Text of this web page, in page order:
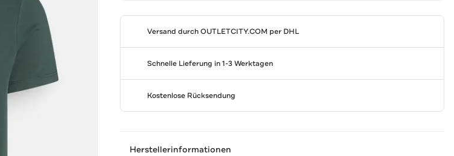
Versand durchOUTLETCITY.COM per DHL
Schnelle Lieferung in 1-3 Werktagen
Kostenlose Rücksendung
Herstellerinformationen